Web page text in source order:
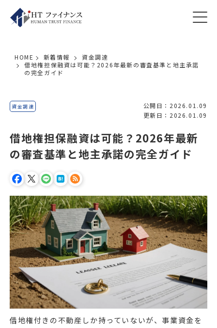
HOME 新着情報
資金調達
借地権担保融資は可能？2026年最新の審査基準と地主承諾
の完全ガイド
資金調達
公開日：2026.01.09
更新日：2026.01.09
借地権担保融資は可能？2026年最新
の審査基準と地主承諾の完全ガイド
借地権付きの不動産しか持っていないが、事業資金を